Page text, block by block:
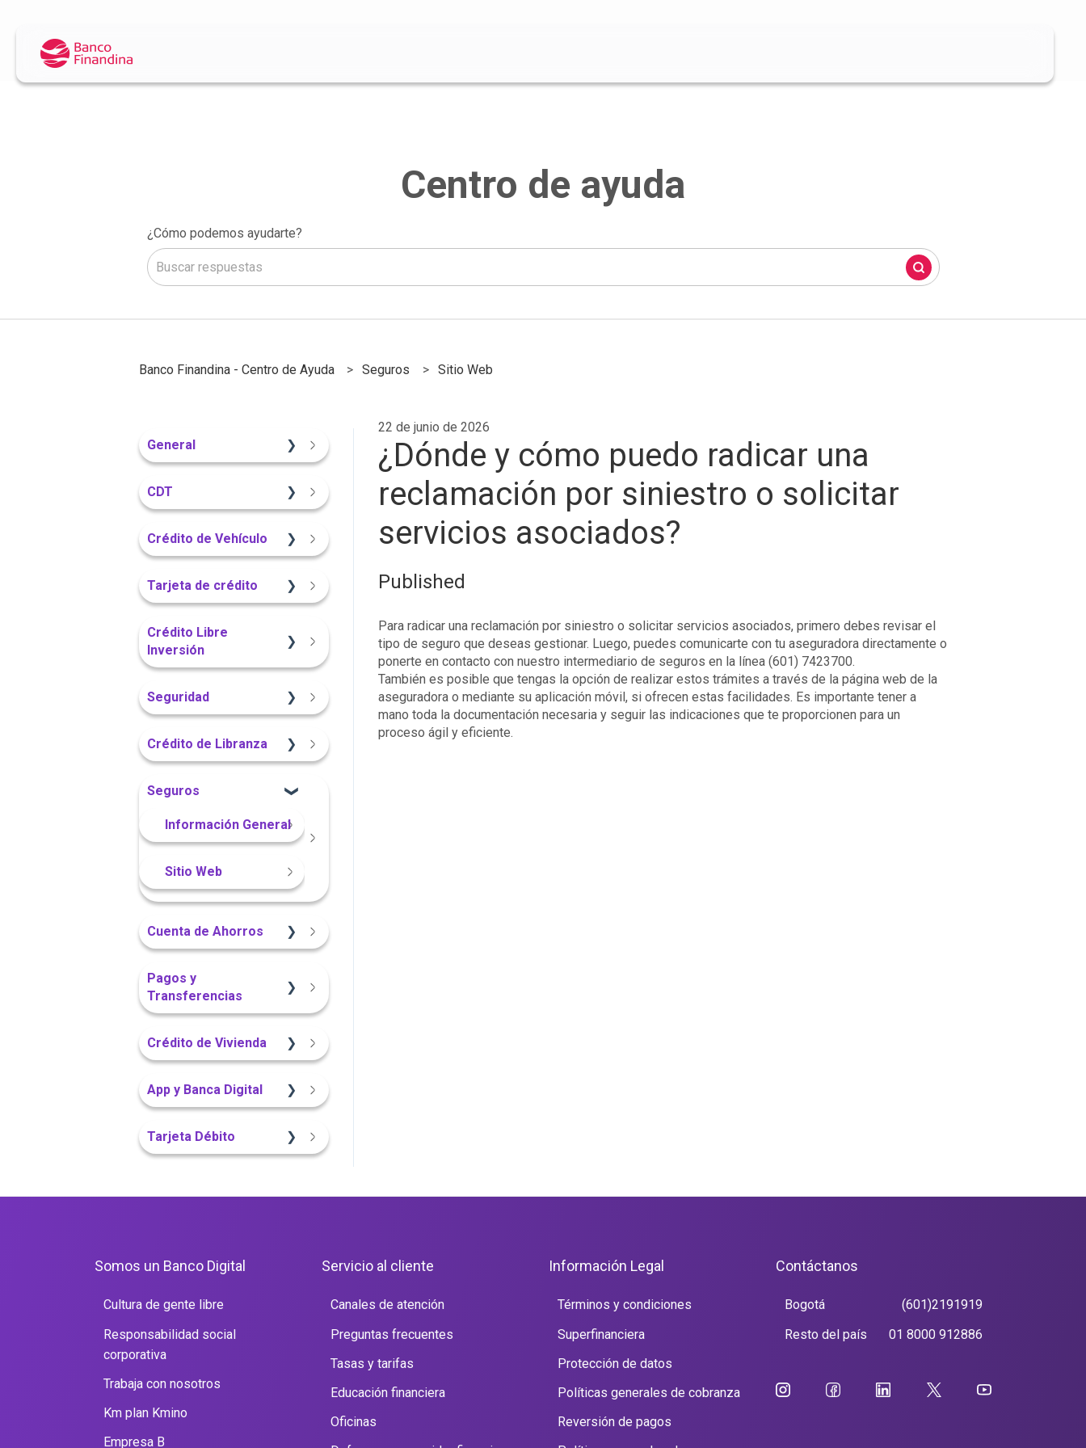
¿Cómo podemos ayudarte?
Banco Finandina - Centro de Ayuda Seguros Sitio Web
22 de junio de 2026
¿Dónde y cómo puedo radicar una
reclamación por siniestro o solicitar
servicios asociados?
Published
Para radicar una reclamación por siniestro o solicitar servicios asociados, primero debes revisar el
tipo de seguro que deseas gestionar. Luego, puedes comunicarte con tu aseguradora directamente o
ponerte en contacto con nuestro intermediario de seguros en la línea (601) 7423700.
También es posible que tengas la opción de realizar estos trámites a través de la página web de la
aseguradora o mediante su aplicación móvil, si ofrecen estas facilidades. Es importante tener a
mano toda la documentación necesaria y seguir las indicaciones que te proporcionen para un
proceso ágil y eficiente.
General
CDT
Crédito de Vehículo
Portal Web
App Finandina
Tarjeta de crédito
App Finandina
Información General
Portal Web
Crédito Libre
Inversión
App Finandina
Seguridad
Crédito de Libranza
Información General
Portal Web
Seguros
Información General
Sitio Web
Cuenta de Ahorros
App Finandina
Información General
Portal Web
Pagos y
Transferencias
Crédito de Vivienda
App y Banca Digital
Tarjeta Débito
Somos un Banco Digital
Cultura de gente libre
Responsabilidad social
corporativa
Trabaja con nosotros
Km plan Kmino
Empresa B
Servicio al cliente
Canales de atención
Preguntas frecuentes
Tasas y tarifas
Educación financiera
Oficinas
Información Legal
Términos y condiciones
Superfinanciera
Protección de datos
Políticas generales de cobranza
Reversión de pagos
Contáctanos
Bogotá
(601)2191919
Resto del país
01 8000 912886